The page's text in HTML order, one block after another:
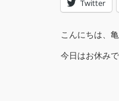
Twitter
こんにちは、
今日はお休みで